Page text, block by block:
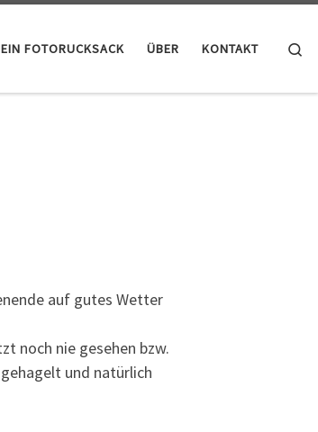
FOTORUCKSACK ÜBER KONTAKT
auf gutes Wetter
noch nie gesehen bzw.
und natürlich